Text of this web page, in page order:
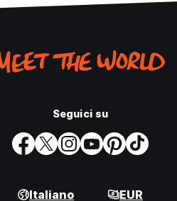
Seguici su
Italiano EUR